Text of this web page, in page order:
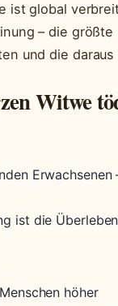
ist global
– die
und die
Witwe
ist die
höher